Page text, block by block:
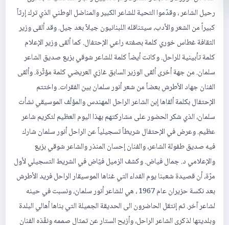
رحيل الشاعر ، وقدّموا التحية للشاعر الكبير والمناضل الوطني الذي ترك إرثاً
كبيراً من الشعر والأدب، سيتناقله اللبنانيون جيلاً بعد جيل. وقد ألقى وزير
الثقافة غطاس خوري كلمة بصفته راعي الإحتفال. كما ألقى وزير الإعلام
كلمة تأبينية للراحل. وكانت أيضاً كلمة للشاعر شوقي بزيع صديق الشاعر
سلمان. من جهة أخرى ألقى الوزير السابق غازي العريضي كلمة مؤثّرة. وألقى
الفنان جهاد الأطرش بعضاً من شعر أنور سلمان بين الفقرات. واختتم
الإحتفال بكلمة ألقاها إبن الشاعر الراحل المهندس والمؤلّف الموسيقي نشأت
سلمان، الذي شكر الحضور على مشاركتهم بهذا اليوم العظيم لتكريم شاعر
عظيم. وعرض في الإحتفال شريطاً تسجيلياً عن الراحل أنور سلمان شارك
فيه صديق طفولة الشاعر، والفنان إحسان المنذر والشاعر شوقي بزيع
والإعلامي د. جمال فياض. وكشف الزميل فيّاض في الشريط التسجيلي لأول
مرّة، أن قصيدة شعبنا يوم الفداء التي غناها الموسيقار الراحل فريد الأطرش
بعد نكسة حزيران عام 1967 ، هي للشاعر أنور سلمان، ونسبت في حينه
لشاعر آخر. ثم إنتقل الحاضرون الى الحديقة الجميلة التي بناها أهالي البلدة
وبلديتها لذكرى الشاعر الراحل، وأزيح الستار عن تمثال صممه ونفّذه الفنان